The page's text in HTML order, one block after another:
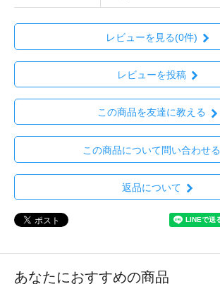
レビューを見る(0件)
レビューを投稿
この商品を友達に教える
この商品について問い合わせる
返品について
あなたにおすすめの商品